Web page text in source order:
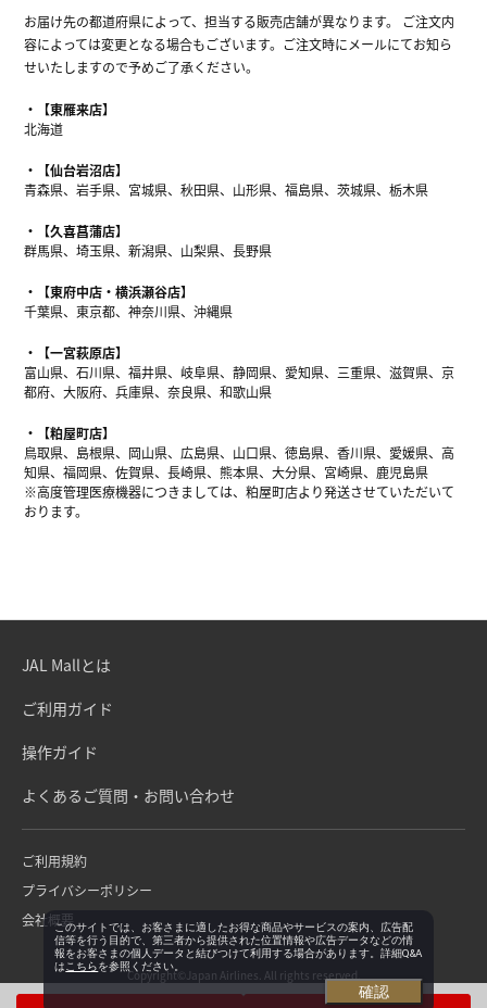
お届け先の都道府県によって、担当する販売店舗が異なります。 ご注文内
容によっては変更となる場合もございます。ご注文時にメールにてお知ら
せいたしますので予めご了承ください。
【東雁来店】
北海道
【仙台岩沼店】
青森県、岩手県、宮城県、秋田県、山形県、福島県、茨城県、栃木県
【久喜菖蒲店】
群馬県、埼玉県、新潟県、山梨県、長野県
【東府中店・横浜瀬谷店】
千葉県、東京都、神奈川県、沖縄県
【一宮萩原店】
富山県、石川県、福井県、岐阜県、静岡県、愛知県、三重県、滋賀県、京
都府、大阪府、兵庫県、奈良県、和歌山県
【粕屋町店】
鳥取県、島根県、岡山県、広島県、山口県、徳島県、香川県、愛媛県、高
知県、福岡県、佐賀県、長崎県、熊本県、大分県、宮崎県、鹿児島県
※高度管理医療機器につきましては、粕屋町店より発送させていただいて
おります。
JAL Mallとは
ご利用ガイド
操作ガイド
よくあるご質問・お問い合わせ
ご利用規約
プライバシーポリシー
会社概要
Copyright©Japan Airlines. All rights reserved.
このサイトでは、お客さまに適したお得な商品やサービスの案内、広告配
信等を行う目的で、第三者から提供された位置情報や広告データなどの情
報をお客さまの個人データと結びつけて利用する場合があります。詳細Q&A
は こちらを参照ください。
確認